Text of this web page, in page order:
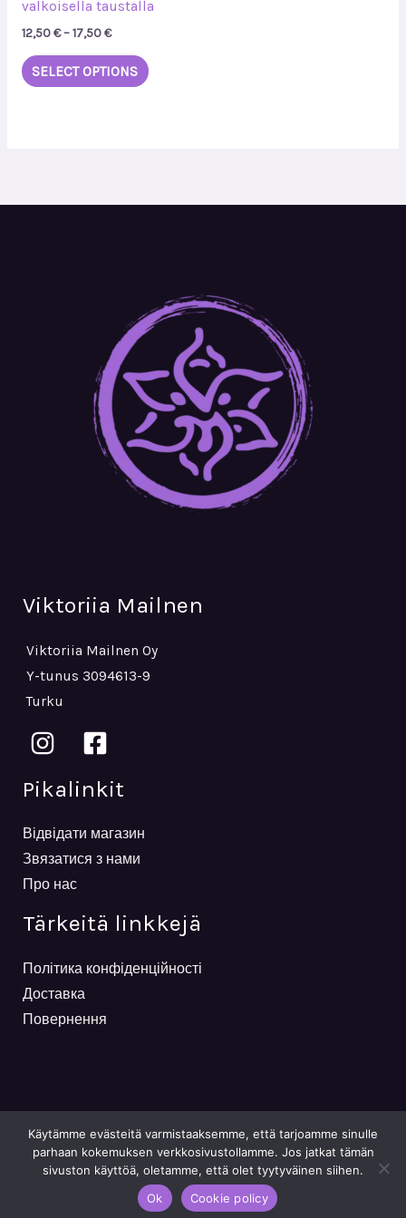
valkoisella taustalla
12,50€–17,50€
SELECT OPTIONS
Viktoriia Mailnen
Viktoriia Mailnen Oy
Y-tunus 3094613-9
Turku
Pikalinkit
Відвідати магазин
Звязатися з нами
Про нас
Tärkeitä linkkejä
Політика конфіденційності
Доставка
Повернення
Powered By Viktoriia Mailnen
Käytämme evästeitä varmistaaksemme, että tarjoamme sinulle
parhaan kokemuksen verkkosivustollamme. Jos jatkat tämän
sivuston käyttöä, oletamme, että olet tyytyväinen siihen.
Ok
Cookie policy